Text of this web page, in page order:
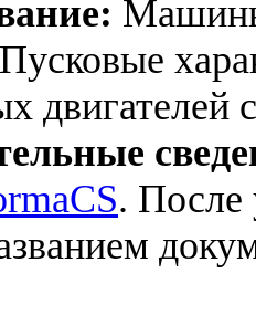
двигателей
. После